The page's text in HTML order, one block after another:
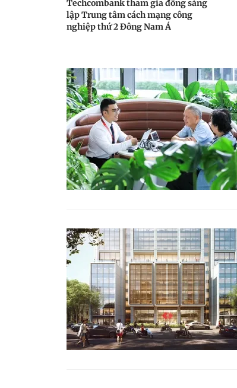
Techcombank tham gia đồng sáng
lập Trung tâm cách mạng công
nghiệp thứ 2 Đông Nam Á